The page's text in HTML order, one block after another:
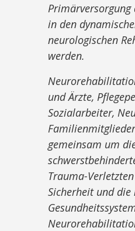
in den
neurologischen
werden.
und Ärzte,
Sozialarbeiter,
gemeinsam um
Trauma-
Sicherheit und